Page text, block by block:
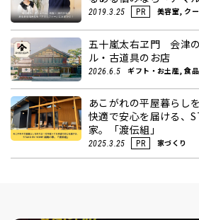
2019.3.25 PR 美容室, ク
五十嵐太右ヱ門 会津
ル・古道具のお店
2026.6.5 ギフト・お土産, 食
あこがれの平屋暮らし
快適で安心を届ける、
家。「渡伝組」
2025.3.25 PR 家づくり